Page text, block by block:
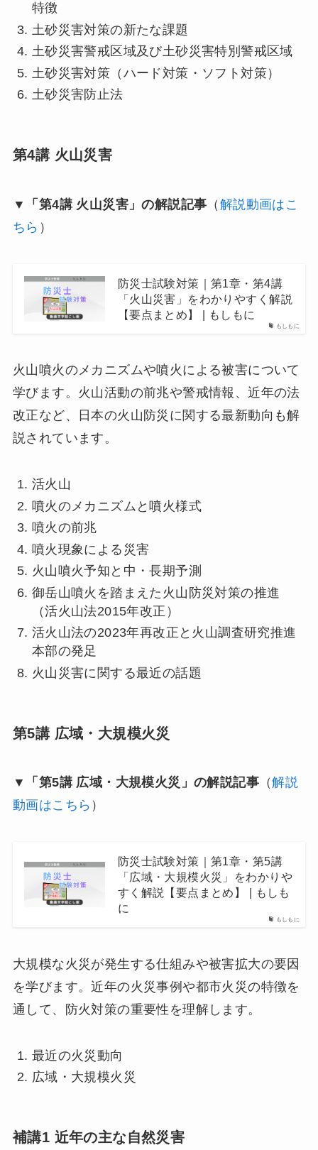
特徴
土砂災害対策の新たな課題
土砂災害警戒区域及び土砂災害特別警戒区域
土砂災害対策（ハード対策・ソフト対策）
土砂災害防止法
第4講 火山災害
▼「第4講 火山災害」の解説記事 （ 解説動画はこ
ちら ）
もしもに
防災士試験対策｜第1章・第4講
「火山災害」をわかりやすく解説
【要点まとめ】 | もしもに
火山噴火のメカニズムや噴火による被害について
学びます。火山活動の前兆や警戒情報、近年の法
改正など、日本の火山防災に関する最新動向も解
説されています。
活火山
噴火のメカニズムと噴火様式
噴火の前兆
噴火現象による災害
火山噴火予知と中・長期予測
御岳山噴火を踏まえた火山防災対策の推進
（活火山法2015年改正）
活火山法の2023年再改正と火山調査研究推進
本部の発足
火山災害に関する最近の話題
第5講 広域・大規模火災
▼「第5講 広域・大規模火災」の解説記事（解説
動画はこちら ）
もしもに
防災士試験対策｜第1章・第5講
「広域・大規模火災」をわかりや
すく解説【要点まとめ】 | もしも
に
大規模な火災が発生する仕組みや被害拡大の要因
を学びます。近年の火災事例や都市火災の特徴を
通して、防火対策の重要性を理解します。
最近の火災動向
広域・大規模火災
補講1 近年の主な自然災害